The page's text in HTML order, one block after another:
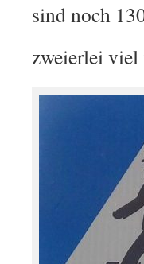
sind noch
zweierlei viel